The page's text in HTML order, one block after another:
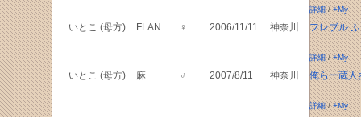
詳細/+My
いとこ (母方) FLAN ♀ 2006/11/11 神奈川 フレブル
詳細/+My
いとこ (母方) 麻 ♂ 2007/8/11 神奈川 俺らー蔵人
詳細/+My